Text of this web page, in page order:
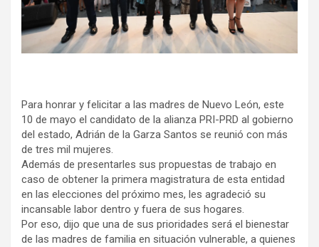
Para honrar y felicitar a las madres de Nuevo León, este
10 de mayo el candidato de la alianza PRI-PRD al gobierno
del estado, Adrián de la Garza Santos se reunió con más
de tres mil mujeres.
Además de presentarles sus propuestas de trabajo en
caso de obtener la primera magistratura de esta entidad
en las elecciones del próximo mes, les agradeció su
incansable labor dentro y fuera de sus hogares.
Por eso, dijo que una de sus prioridades será el bienestar
de las madres de familia en situación vulnerable, a quienes